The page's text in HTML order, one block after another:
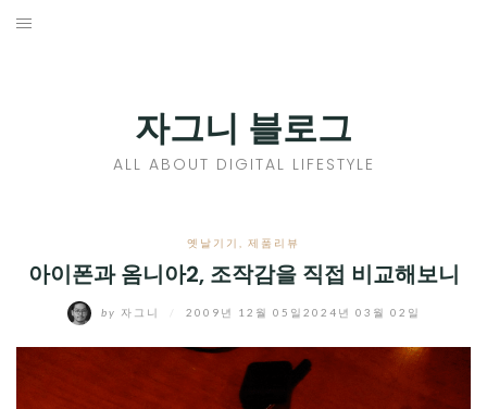
Skip
자그니 블로그
ALL ABOUT DIGITAL LIFESTYLE
옛날기기 제품리뷰
아이폰과 옴니아2, 조작감을 직접 비교해보니
by 자그니 2009년 12월 05일 2024년 03월 02일
CHILD
MENU
디지털트렌드
디지털라이프
CHILD
EXPAND